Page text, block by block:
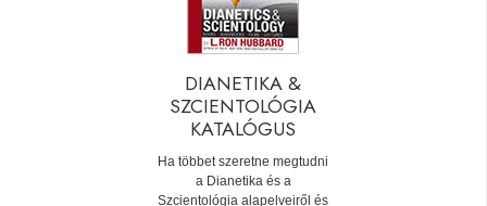
DIANETIKA &
SZCIENTOLÓGIA
KATALÓGUS
Ha többet szeretne megtudni
a Dianetika és a
Szcientológia alapelveiről és